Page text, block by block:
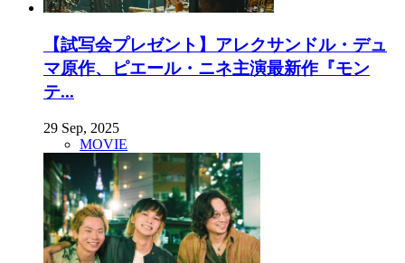
【試写会プレゼント】アレクサンドル・デュ
マ原作、ピエール・ニネ主演最新作『モン
テ...
29 Sep, 2025
MOVIE